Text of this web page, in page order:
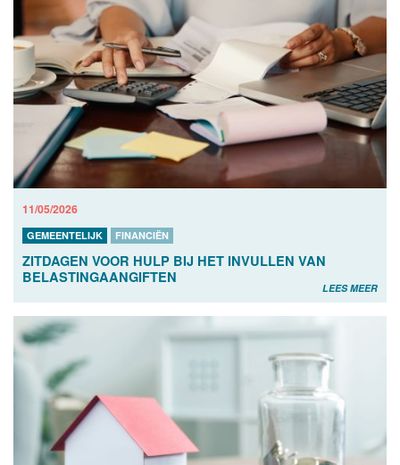
11/05/2026
GEMEENTELIJK FINANCIËN
ZITDAGEN VOOR HULP BIJ HET INVULLEN VAN
BELASTINGAANGIFTEN
LEES MEER